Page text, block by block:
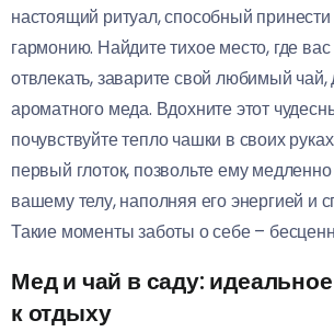
настоящий ритуал, способный
гармонию. Найдите тихое место, где вас
отвлекать, заварите свой любимый чай,
ароматного меда. Вдохните этот
почувствуйте тепло чашки в своих
первый глоток, позвольте ему
вашему телу, наполняя его энергией и
Такие моменты заботы о себе –
Мед и чай в саду:
к отдыху